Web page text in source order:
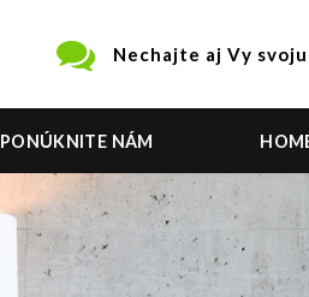
Nechajte aj Vy
PONÚKNITE NÁM